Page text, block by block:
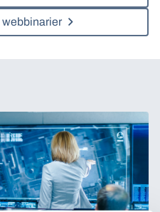
webbinarier